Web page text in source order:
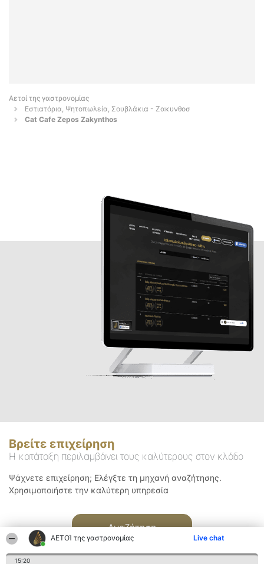
ΑΕΤΟΊ της γαστρονομίας Live chat
15:20
Αετοί της γαστρονομίας
Εστιατόρια, Ψητοπωλεία, Σουβλάκια - Ζακυνθοσ
Cat Cafe Zepos Zakynthos
Βρείτε επιχείρηση
Η κατάταξη περιλαμβάνει τους καλύτερους στον κλάδο
Ψάχνετε επιχείρηση; Ελέγξτε τη μηχανή αναζήτησης.
Χρησιμοποιήστε την καλύτερη υπηρεσία
Αναζήτηση